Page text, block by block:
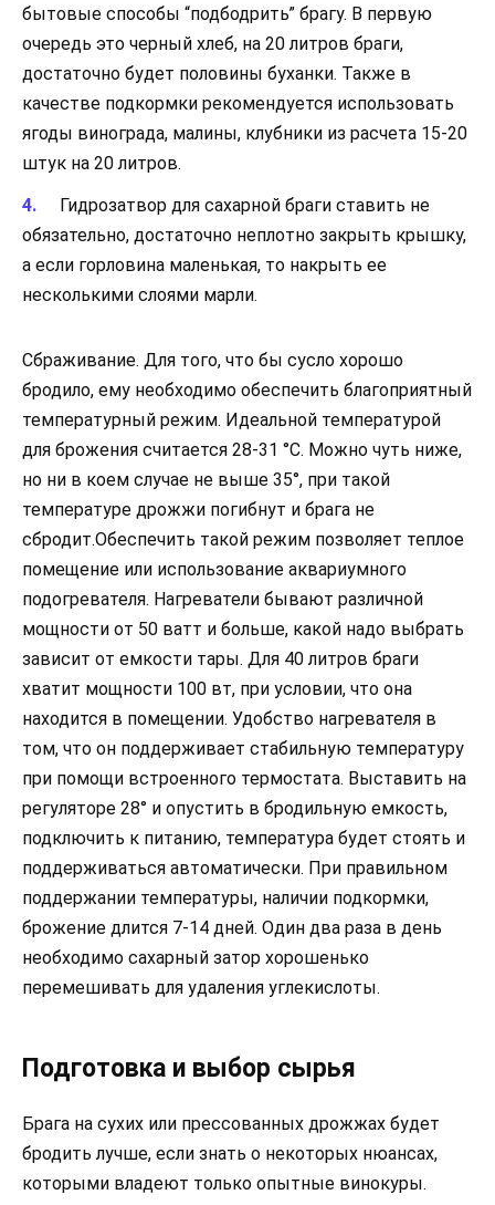
бытовые способы “подбодрить” брагу. В первую
очередь это черный хлеб, на 20 литров браги,
достаточно будет половины буханки. Также в
качестве подкормки рекомендуется использовать
ягоды винограда, малины, клубники из расчета 15-20
штук на 20 литров.
Гидрозатвор для сахарной браги ставить не
обязательно, достаточно неплотно закрыть крышку,
а если горловина маленькая, то накрыть ее
несколькими слоями марли.
Сбраживание. Для того, что бы сусло хорошо
бродило, ему необходимо обеспечить благоприятный
температурный режим. Идеальной температурой
для брожения считается 28-31 °С. Можно чуть ниже,
но ни в коем случае не выше 35°, при такой
температуре дрожжи погибнут и брага не
сбродит.Обеспечить такой режим позволяет теплое
помещение или использование аквариумного
подогревателя. Нагреватели бывают различной
мощности от 50 ватт и больше, какой надо выбрать
зависит от емкости тары. Для 40 литров браги
хватит мощности 100 вт, при условии, что она
находится в помещении. Удобство нагревателя в
том, что он поддерживает стабильную температуру
при помощи встроенного термостата. Выставить на
регуляторе 28° и опустить в бродильную емкость,
подключить к питанию, температура будет стоять и
поддерживаться автоматически. При правильном
поддержании температуры, наличии подкормки,
брожение длится 7-14 дней. Один два раза в день
необходимо сахарный затор хорошенько
перемешивать для удаления углекислоты.
Подготовка и выбор сырья
Брага на сухих или прессованных дрожжах будет
бродить лучше, если знать о некоторых нюансах,
которыми владеют только опытные винокуры.